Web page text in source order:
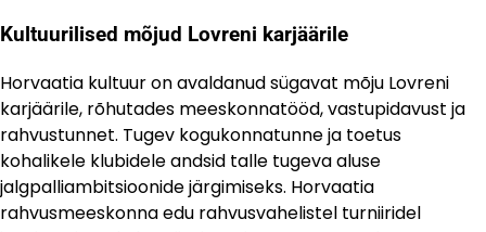
Kultuurilised mõjud Lovreni karjäärile
Horvaatia kultuur on avaldanud sügavat mõju Lovreni
karjäärile, rõhutades meeskonnatööd, vastupidavust ja
rahvustunnet. Tugev kogukonnatunne ja toetus
kohalikele klubidele andsid talle tugeva aluse
jalgpalliambitsioonide järgimiseks. Horvaatia
rahvusmeeskonna edu rahvusvahelistel turniiridel